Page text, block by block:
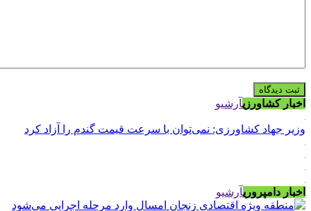
اخبار کشاورزیآرشیو
وزیر جهاد کشاورزی: نمی‌توان با سرعت قیمت گندم را آزاد کرد
اخبار دامپروریآرشیو